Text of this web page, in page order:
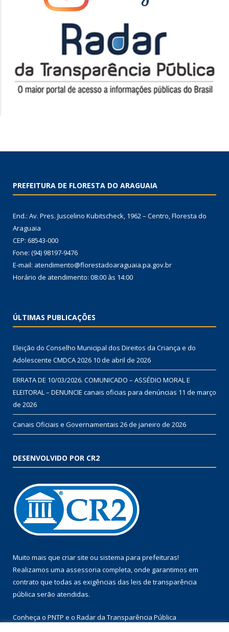
PREFEITURA DE FLORESTA DO ARAGUAIA
End.: Av. Pres. Juscelino Kubitscheck, 1962 – Centro, Floresta do
Araguaia
CEP: 68543-000
Fone: (94) 98197-9476
E-mail: atendimento@florestadoaraguaia.pa.gov.br
Horário de atendimento: 08:00 às 14:00
ÚLTIMAS PUBLICAÇÕES
Eleição do Conselho Municipal dos Direitos da Criança e do
Adolescente CMDCA 2026 10 de abril de 2026
ERRATA DE 10/03/2026. COMUNICADO – ASSÉDIO MORAL E
ELEITORAL – DENUNCIE canais oficias para denúncias 11 de março
de 2026
Canais Oficiais e Governamentais 26 de janeiro de 2026
DESENVOLVIDO POR CR2
Muito mais que criar site ou sistema para prefeituras!
Realizamos uma assessoria completa, onde garantimos em
contrato que todas as exigências das leis de transparência
pública serão atendidas.
Conheça o PNTP e o Radar da Transparência Pública